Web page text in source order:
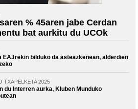
% 45aren jabe Cerdan
bat aurkitu du UCOk
EAJrekin bilduko da asteazkenean, alderdien
TXAPELKETA 2025
du Interren aurka, Kluben Munduko